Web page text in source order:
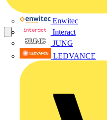
Enwitec
Interact
JUNG
LEDVANCE